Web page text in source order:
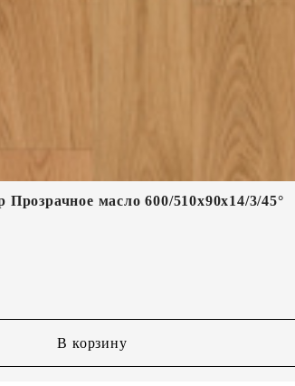
масло 600/510х90х14/3/45°
В корзину